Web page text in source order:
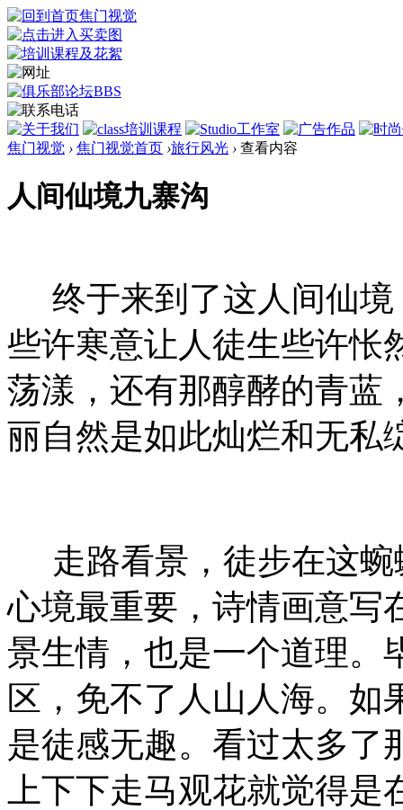
焦门视觉 › 焦门视觉首页 ›旅行风光 › 查看内容
人间仙境九寨沟
终于来到了这人间仙境
些许寒意让人徒生些许怅
荡漾，还有那醇酵的青蓝
丽自然是如此灿烂和无私
走路看景，徒步在这蜿
心境最重要，诗情画意写
景生情，也是一个道理。
区，免不了人山人海。如
是徒感无趣。看过太多了
上下下走马观花就觉得